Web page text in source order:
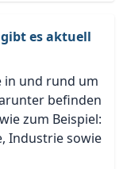
es aktuell
in und rund um
befinden
zum Beispiel:
Industrie sowie